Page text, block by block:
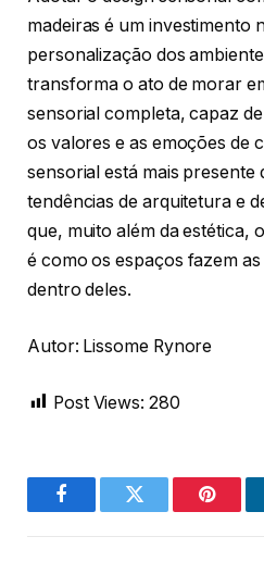
madeiras é um investimento
personalização dos
transforma o ato de morar
sensorial completa, capaz
os valores e as emoções de
sensorial está mais presente
tendências de arquitetura e
que, muito além da estética,
é como os espaços fazem
dentro deles.
Autor: Lissome Rynore
Post Views: 280
FacebookTwitter